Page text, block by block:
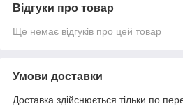
Відгуки про товар
Ще немає відгуків про цей товар
Умови доставки
Доставка здійснюється тільки по